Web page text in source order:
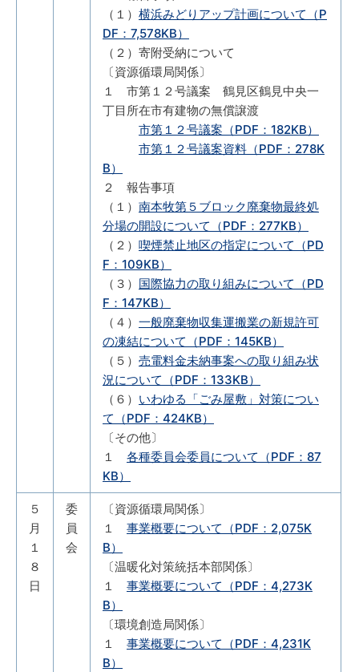
（１） 横浜みどりアップ計画について（P
DF：7,578KB）
（２）寄附受納について
〔資源循環局関係〕
１ 市第１２号議案 鶴見区鶴見中央一
丁目所在市有建物の無償譲渡
市第１２号議案（PDF：182KB）
市第１２号議案資料（PDF：278K
B）
２ 報告事項
（１） 南本牧第５ブロック廃棄物最終処
分場の開設について（PDF：277KB）
（２） 喫煙禁止地区の指定について（PD
F：109KB）
（３） 国際協力の取り組みについて（PD
F：147KB）
（４） 一般廃棄物収集運搬業の新規許可
の凍結について（PDF：145KB）
（５） 売電料金未納事案への取り組み状
況について（PDF：133KB）
（６） いわゆる「ごみ屋敷」対策につい
て（PDF：424KB）
〔その他〕
１ 各種委員会委員について（PDF：87
KB）
５
月
１
８
日
委
員
会
〔資源循環局関係〕
１ 事業概要について（PDF：2,075K
B）
〔温暖化対策統括本部関係〕
１ 事業概要について（PDF：4,273K
B）
〔環境創造局関係〕
１ 事業概要について（PDF：4,231K
B）